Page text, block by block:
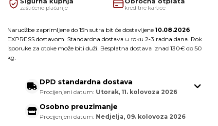
zaštićeno plaćanje kreditne kartice
Narudžbe zaprimljene do 15h sutra bit će dostavljene 10.08.2026
EXPRESS dostavom. Standardna dostava u roku 2-3 radna dana. Rok
isporuke za otoke može biti duži. Besplatna dostava iznad 130€ do 50
kg.
DPD standardna dostava
Procijenjeni datum: Utorak, 11. kolovoza 2026
Osobno preuzimanje
Procijenjeni datum: Nedjelja, 09. kolovoza 2026